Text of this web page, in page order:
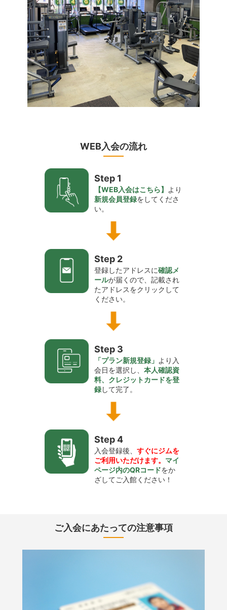
WEB入会の流れ
Step 1
【WEB入会はこちら】
より
新規会員登録をしてくださ
い。
Step 2
登録したアドレスに確認メ
ールが届くので、記載され
たアドレスをクリックして
ください。
Step 3
「プラン新規登録」 より入
会日を選択し、本人確認資
料、クレジットカードを登
録して完了。
Step 4
入会登録後、すぐにジムを
ご利用いただけます。 マイ
ページ内のQRコードをか
ざしてご入館ください！
ご入会にあたっての注意事項